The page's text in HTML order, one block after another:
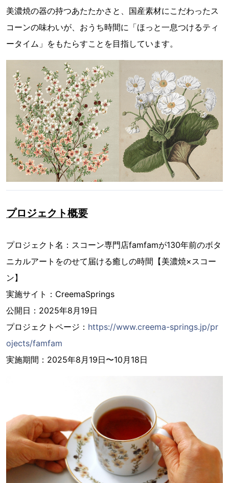
美濃焼の器の持つあたたかさと、国産素材にこだわったス
コーンの味わいが、おうち時間に「ほっと一息つけるティ
ータイム」をもたらすことを目指しています。
プロジェクト概要
プロジェクト名：スコーン専門店famfamが130年前のボタ
ニカルアートをのせて届ける癒しの時間【美濃焼×スコー
ン】
実施サイト：CreemaSprings
公開日：2025年8月19日
プロジェクトページ： https://www.creema-springs.jp/pr
ojects/famfam
実施期間：2025年8月19日〜10月18日